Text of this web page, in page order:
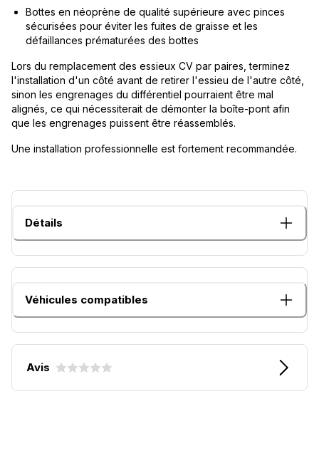
Bottes en néoprène de qualité supérieure avec pinces
sécurisées pour éviter les fuites de graisse et les
défaillances prématurées des bottes
Lors du remplacement des essieux CV par paires, terminez
l'installation d'un côté avant de retirer l'essieu de l'autre côté,
sinon les engrenages du différentiel pourraient être mal
alignés, ce qui nécessiterait de démonter la boîte-pont afin
que les engrenages puissent être réassemblés.
Une installation professionnelle est fortement recommandée.
Détails
Véhicules compatibles
Avis